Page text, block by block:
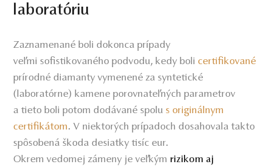
laboratóriu
Zaznamenané boli dokonca prípady
veľmi sofistikovaného podvodu, kedy bolicertifikované
prírodné diamanty vymenené za syntetické
(laboratórne) kamene porovnateľných parametrov
a tieto boli potom dodávané spolu s originálnym
certifikátom. V niektorých prípadoch dosahovala takto
spôsobená škoda desiatky tisíc eur.
Okrem vedomej zámeny je veľkým rizikom aj